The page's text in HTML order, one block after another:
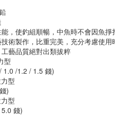
，使釣組順暢，中魚時不會因魚掙
術製作，比重完美，充分考慮使
藝品質絕對出類拔粹
型
1.0 /1.2 / 1.5 錢)
型
)
型
錢)